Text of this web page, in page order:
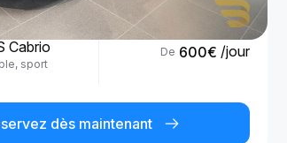
Cabrio
sport
De 600€ /jour
dès maintenant